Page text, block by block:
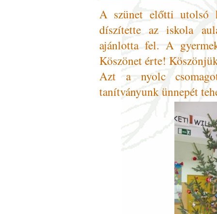
A szünet előtti utolsó
díszítette az iskola
ajánlotta fel. A
Köszönet érte!
Azt a nyolc
tanítványunk ünnepét